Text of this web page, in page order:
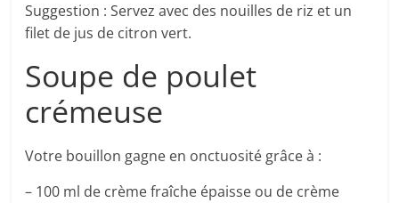
Suggestion : Servez avec des nouilles de riz et un
filet de jus de citron vert.
Soupe de poulet
crémeuse
Votre bouillon gagne en onctuosité grâce à :
– 100 ml de crème fraîche épaisse ou de crème